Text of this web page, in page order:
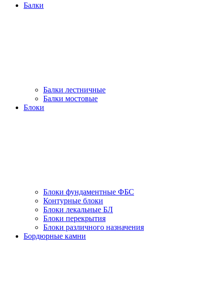
Балки
Балки лестничные
Балки мостовые
Блоки
Блоки фундаментные ФБС
Контурные блоки
Блоки лекальные БЛ
Блоки перекрытия
Блоки различного назначения
Бордюрные камни